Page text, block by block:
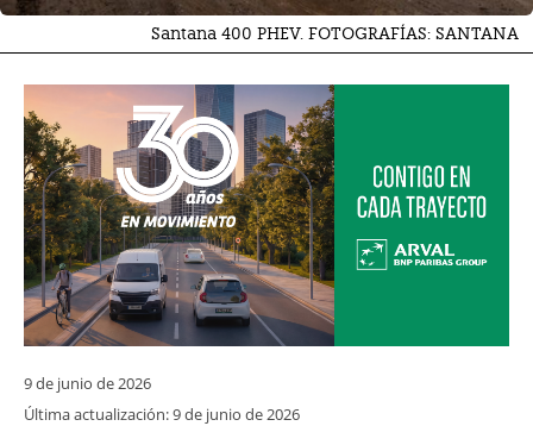
Santana 400 PHEV. FOTOGRAFÍAS: SANTANA
9 de junio de 2026
Última actualización:9 de junio de 2026